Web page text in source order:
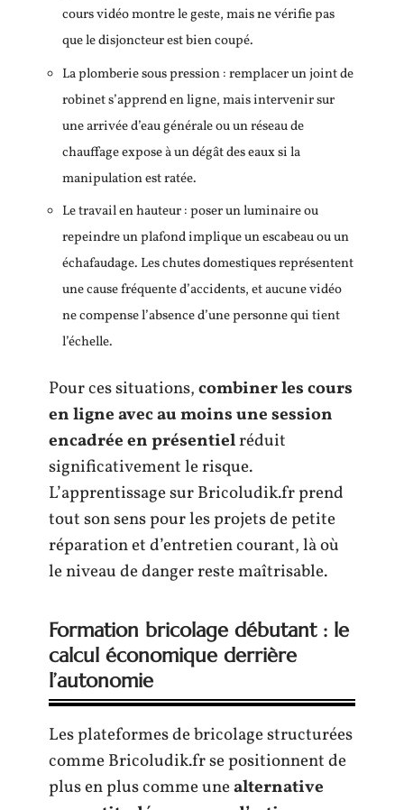
cours vidéo montre le geste, mais ne vérifie pas
que le disjoncteur est bien coupé.
La plomberie sous pression : remplacer un joint de
robinet s’apprend en ligne, mais intervenir sur
une arrivée d’eau générale ou un réseau de
chauffage expose à un dégât des eaux si la
manipulation est ratée.
Le travail en hauteur : poser un luminaire ou
repeindre un plafond implique un escabeau ou un
échafaudage. Les chutes domestiques représentent
une cause fréquente d’accidents, et aucune vidéo
ne compense l’absence d’une personne qui tient
l’échelle.
Pour ces situations,combiner les cours
en ligne avec au moins une session
encadrée en présentielréduit
significativement le risque.
L’apprentissage sur Bricoludik.fr prend
tout son sens pour les projets de petite
réparation et d’entretien courant, là où
le niveau de danger reste maîtrisable.
Formation bricolage débutant : le
calcul économique derrière
l’autonomie
Les plateformes de bricolage structurées
comme Bricoludik.fr se positionnent de
plus en plus comme unealternative